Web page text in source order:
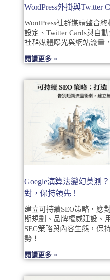
WordPress外掛與Twitter
WordPress社群媒體整合
設定、Twitter Cards與自
社群媒體曝光與網站流量
閱讀更多 »
Google演算法變幻莫測
對，保持領先！
建立可持續SEO策略，應
期規劃、品牌權威建設、
SEO策略與內容生態，保
勢！
閱讀更多 »